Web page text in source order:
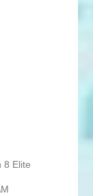
8 Elite